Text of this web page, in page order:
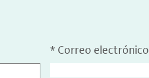
* Correo electrónico